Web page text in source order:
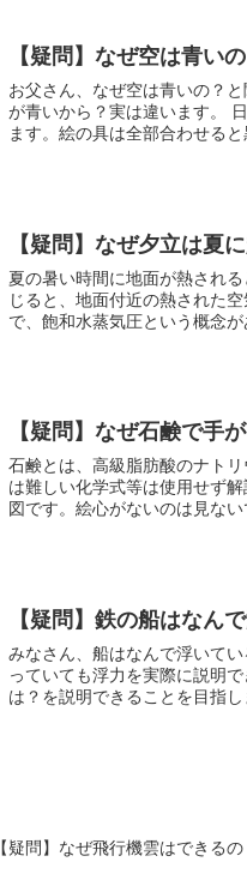
【疑問】なぜ空は青いの
お父さん、なぜ空は青いの？と
が青いから？実は違います。 日光は白色に見えますが、実はいろいろな光が集まってできてい
ます。絵の具は全部合わせる
【疑問】なぜ夕立は夏
夏の暑い時間に地面が熱されると上
じると、地面付近の熱された空
で、飽和水蒸気圧という概念
【疑問】なぜ石鹸で手
石鹸とは、高級脂肪酸のナトリウム
は難しい化学式等は使用せず解説していきたい
【疑問】鉄の船はなん
みなさん、船はなんで浮いているの？
っていても浮力を実際に説明
【疑問】なぜ飛行機雲はできるの